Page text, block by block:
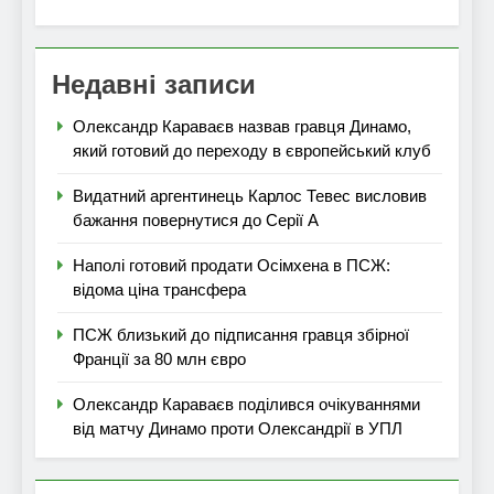
Недавні записи
Олександр Караваєв назвав гравця Динамо,
який готовий до переходу в європейський клуб
Видатний аргентинець Карлос Тевес висловив
бажання повернутися до Серії А
Наполі готовий продати Осімхена в ПСЖ:
відома ціна трансфера
ПСЖ близький до підписання гравця збірної
Франції за 80 млн євро
Олександр Караваєв поділився очікуваннями
від матчу Динамо проти Олександрії в УПЛ